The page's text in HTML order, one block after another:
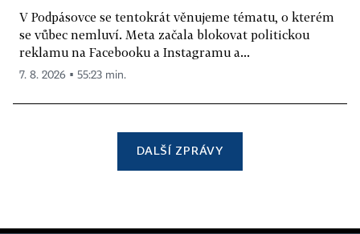
V Podpásovce se tentokrát věnujeme tématu, o kterém
se vůbec nemluví. Meta začala blokovat politickou
reklamu na Facebooku a Instagramu a...
7. 8. 2026 ▪ 55:23 min.
DALŠÍ ZPRÁVY